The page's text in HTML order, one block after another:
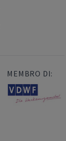
MEMBRO DI: